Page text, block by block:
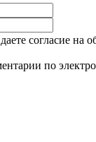
согласие на
по